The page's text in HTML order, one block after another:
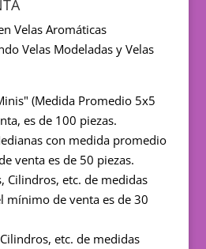
Velas Aromáticas
Velas Modeladas y Velas
(Medida Promedio 5x5
es de 100 piezas.
con medida promedio
venta es de 50 piezas.
Cilindros, etc. de medidas
mínimo de venta es de 30
etc. de medidas